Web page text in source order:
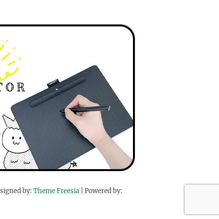
by: Theme Freesia| Powered by: